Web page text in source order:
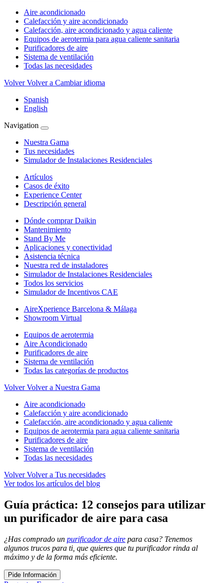
Aire acondicionado
Calefacción y aire acondicionado
Calefacción, aire acondicionado y agua caliente
Equipos de aerotermia para agua caliente sanitaria
Purificadores de aire
Sistema de ventilación
Todas las necesidades
Volver Volver a Cambiar idioma
Spanish
English
Navigation
Nuestra Gama
Tus necesidades
Simulador de Instalaciones Residenciales
Artículos
Casos de éxito
Experience Center
Descripción general
Dónde comprar Daikin
Mantenimiento
Stand By Me
Aplicaciones y conectividad
Asistencia técnica
Nuestra red de instaladores
Simulador de Instalaciones Residenciales
Todos los servicios
Simulador de Incentivos CAE
AireXperience Barcelona & Málaga
Showroom Virtual
Equipos de aerotermia
Aire Acondicionado
Purificadores de aire
Sistema de ventilación
Todas las categorías de productos
Volver Volver a Nuestra Gama
Aire acondicionado
Calefacción y aire acondicionado
Calefacción, aire acondicionado y agua caliente
Equipos de aerotermia para agua caliente sanitaria
Purificadores de aire
Sistema de ventilación
Todas las necesidades
Volver Volver a Tus necesidades
Ver todos los artículos del blog
Guía práctica: 12 consejos para utilizar
un purificador de aire para casa
¿Has comprado un purificador de aire para casa? Tenemos
algunos trucos para ti, que quieres que tu purificador rinda al
máximo y de la forma más eficiente.
Pide Información